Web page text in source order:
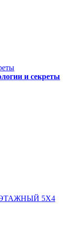
и секреты